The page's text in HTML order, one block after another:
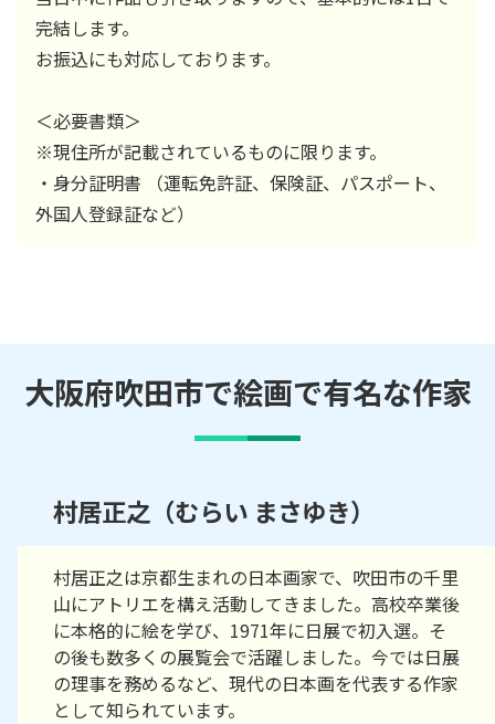
完結します。
お振込にも対応しております。
＜必要書類＞
※現住所が記載されているものに限ります。
・身分証明書 （運転免許証、保険証、パスポート、
外国人登録証など）
大阪府吹田市で絵画で有名な作家
村居正之（むらい まさゆき）
村居正之は京都生まれの日本画家で、吹田市の千里
山にアトリエを構え活動してきました。高校卒業後
に本格的に絵を学び、1971年に日展で初入選。そ
の後も数多くの展覧会で活躍しました。今では日展
の理事を務めるなど、現代の日本画を代表する作家
として知られています。